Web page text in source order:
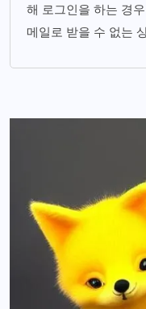
해 로그인을 하는 경
메일로 받을 수 없는